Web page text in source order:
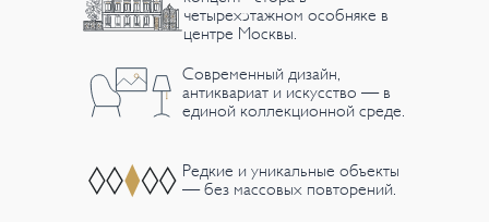
четырехэтажном особняке в
центре Москвы.
Современный дизайн,
антиквариат и искусство — в
единой коллекционной среде.
Редкие и уникальные объекты
— без массовых повторений.